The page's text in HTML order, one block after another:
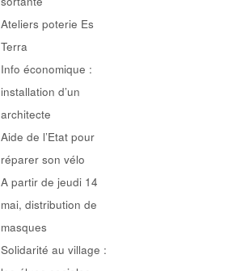
Ateliers poterie Es
Terra
Info économique :
installation d’un
architecte
Aide de l’Etat pour
réparer son vélo
A partir de jeudi 14
mai, distribution de
masques
Solidarité au village :